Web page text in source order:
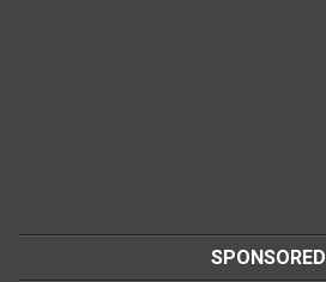
SPONSORED